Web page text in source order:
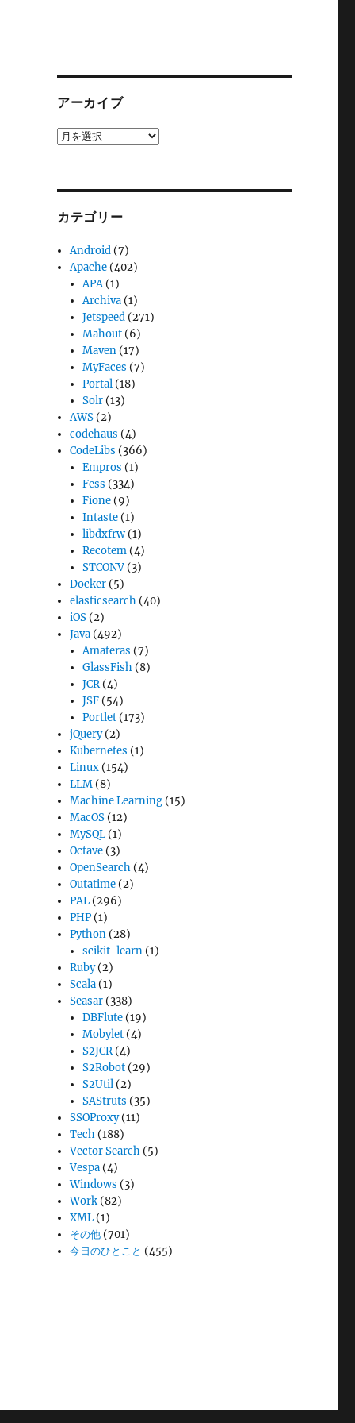
アーカイブ
ア
カテゴリー
Android (7)
Apache (402)
APA(1)
Archiva (1)
Jetspeed (271)
Mahout (6)
Maven (17)
MyFaces (7)
Portal (18)
Solr (13)
AWS (2)
codehaus (4)
CodeLibs (366)
Empros (1)
Fess (334)
Fione (9)
Intaste (1)
libdxfrw (1)
Recotem (4)
STCONV (3)
Docker (5)
elasticsearch (40)
iOS (2)
Java (492)
Amateras (7)
GlassFish (8)
JCR(4)
JSF (54)
Portlet (173)
jQuery(2)
Kubernetes (1)
Linux (154)
LLM (8)
Machine Learning (15)
MacOS (12)
MySQL (1)
Octave (3)
OpenSearch (4)
Outatime (2)
PAL (296)
PHP (1)
Python (28)
scikit-learn (1)
Ruby(2)
Scala (1)
Seasar (338)
DBFlute (19)
Mobylet (4)
S2JCR(4)
S2Robot (29)
S2Util (2)
SAStruts (35)
SSOProxy(11)
Tech (188)
Vector Search (5)
Vespa (4)
Windows (3)
Work (82)
XML (1)
その他 (701)
今日のひとこと (455)